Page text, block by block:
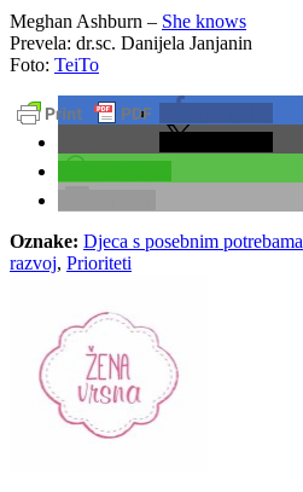
Meghan Ashburn – She knows
Prevela: dr.sc. Danijela Janjanin
Foto: TeiTo
Oznake: Djeca s posebnim potrebama
razvoj, Prioriteti